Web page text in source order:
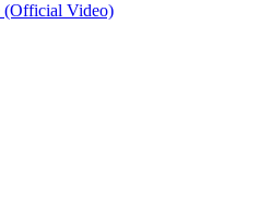
(Official Video)